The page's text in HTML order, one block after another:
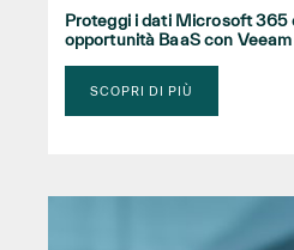
Proteggi i dati Microsoft 365
opportunità BaaS con Veeam
SCOPRI DI PIÙ